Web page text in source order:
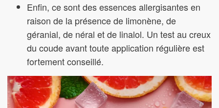
Enfin, ce sont des essences allergisantes en
raison de la présence de limonène, de
géranial, de néral et de linalol. Un test au creux
du coude avant toute application régulière est
fortement conseillé.